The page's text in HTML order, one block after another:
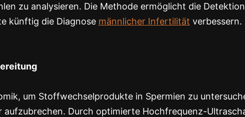
zu analysieren. Die Methode ermöglicht die Detektion
künftig die Diagnose männlicher Infertilität verbessern.
um Stoffwechselprodukte in Spermien zu
Durch optimierte Hochfrequenz-